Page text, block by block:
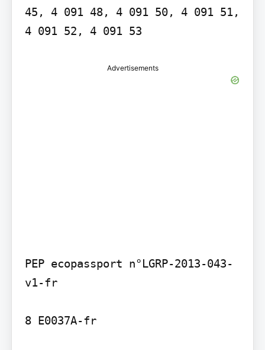
45, 4 091 48, 4 091 50, 4 091 51,
4 091 52, 4 091 53
Advertisements
PEP ecopassport n°LGRP-2013-043-
v1-fr
8 E0037A-fr